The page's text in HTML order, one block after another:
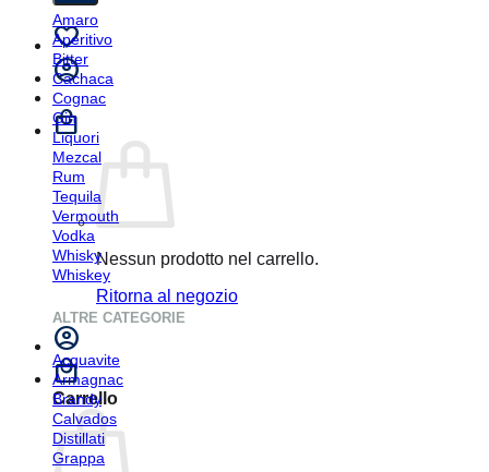
Nessun prodotto nel carrello.
Ritorna al negozio
Carrello
Amaro
Aperitivo
Bitter
Cachaca
Cognac
Gin
Liquori
Mezcal
Rum
Tequila
Vermouth
Vodka
Whisky
Whiskey
ALTRE CATEGORIE
Acquavite
Armagnac
Brandy
Calvados
Distillati
Grappa